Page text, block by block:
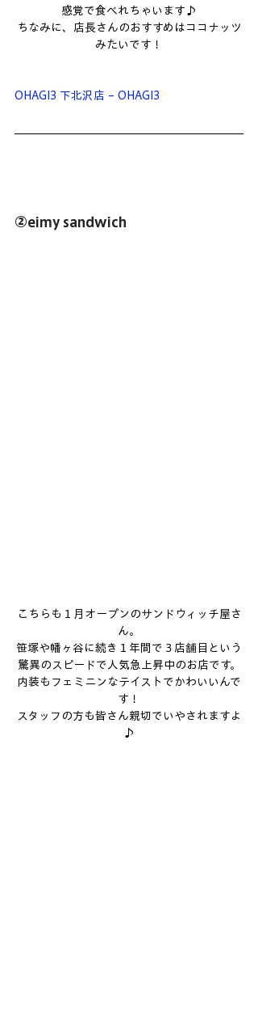
感覚で食べれちゃいます♪
ちなみに、店長さんのおすすめはココナッツ
みたいです！
OHAGI3 下北沢店 – OHAGI3
②eimy sandwich
こちらも１月オープンのサンドウィッチ屋さ
ん。
笹塚や幡ヶ谷に続き１年間で３店舗目という
驚異のスピードで人気急上昇中のお店です。
内装もフェミニンなテイストでかわいいんで
す！
スタッフの方も皆さん親切でいやされますよ
♪